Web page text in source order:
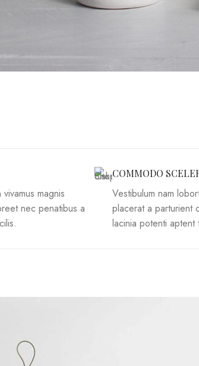
magnis
nec penatibus a
COMMODO
Vestibulum nam
placerat a parturient
lacinia potenti aptent